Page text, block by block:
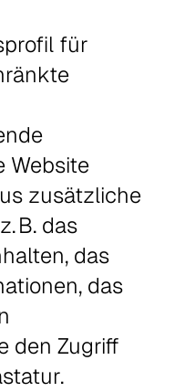
für
Website
zusätzliche
B. das
das
das
den Zugriff